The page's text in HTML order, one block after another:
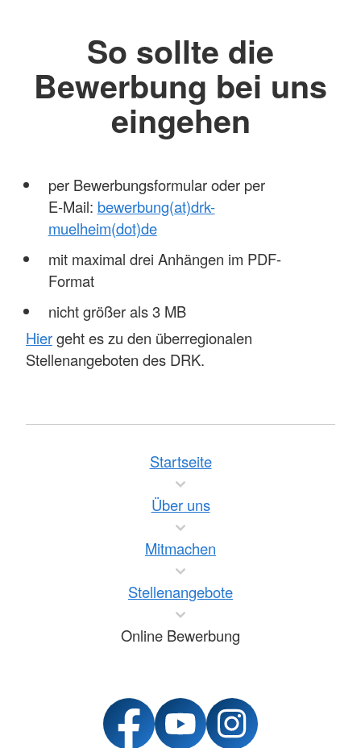
So sollte die
Bewerbung bei uns
eingehen
per Bewerbungsformular oder per
E-Mail: bewerbung(at)drk-
muelheim(dot)de
mit maximal drei Anhängen im PDF-
Format
nicht größer als 3 MB
Hiergeht es zu den überregionalen
Stellenangeboten des DRK.
Startseite
Über uns
Mitmachen
Stellenangebote
Online Bewerbung